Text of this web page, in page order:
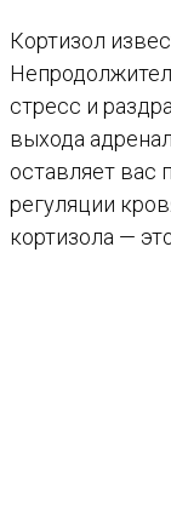
Кортизол
стресс и
выхода
оставляет вас
регуляции
кортизола —